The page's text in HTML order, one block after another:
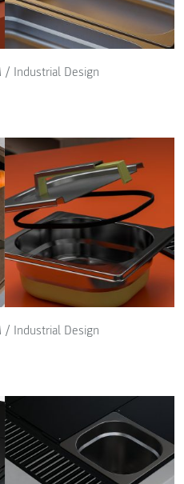
/ Industrial Design
/ Industrial Design